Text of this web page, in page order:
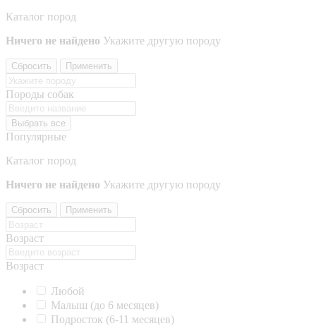
Каталог пород
Ничего не найдено Укажите другую породу
Сбросить Применить
Породы собак
Выбрать все
Популярные
Каталог пород
Ничего не найдено Укажите другую породу
Сбросить Применить
Возраст
Возраст
Любой
Малыш (до 6 месяцев)
Подросток (6-11 месяцев)